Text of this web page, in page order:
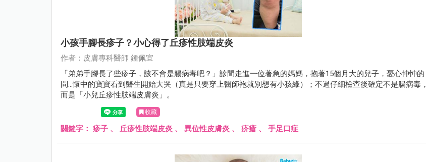
小孩手腳長疹子？小心得了丘疹性肢端皮炎
作者：皮膚專科醫師 鍾佩宜
「弟弟手腳長了些疹子，該不會是腸病毒吧？」診間走進一位著急的媽媽，抱著15個月大的兒子，憂心忡忡的
問...懷中的寶寶看到醫生開始大哭（真是只要穿上醫師袍就別想有小孩緣）；不過仔細檢查後確定不是腸病毒，
而是「小兒丘疹性肢端皮膚炎」。
收藏
關鍵字： 疹子 、 丘疹性肢端皮炎 、 異位性皮膚炎 、 疥瘡 、 手足口症